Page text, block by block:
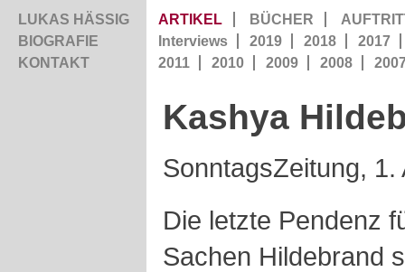
LUKAS HÄSSIG
BIOGRAFIE
KONTAKT
ARTIKEL BÜCHER
Interviews
2019 2018
2017
2011
2010 2009 2008
Kashya
SonntagsZeitung, 1.
Die letzte Pendenz
Sachen Hildebrand